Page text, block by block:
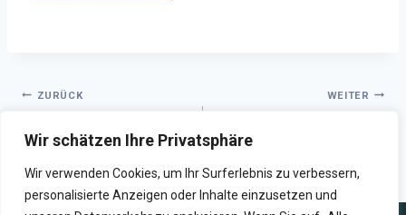
Wir schätzen Ihre Privatsphäre
Wir verwenden Cookies, um Ihr Surferlebnis zu verbessern,
personalisierte Anzeigen oder Inhalte einzusetzen und
ZURÜCK
The Pineapple Thief
WEITER
editxhorads geht in eine neue